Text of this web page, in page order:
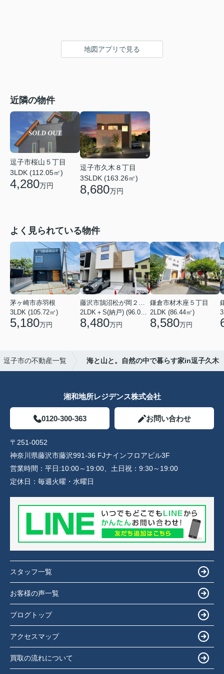
地図アプリで見る
近隣の物件
逗子市桜山５丁目
3LDK (112.05㎡)
4,280万円
逗子市久木８丁目
3SLDK (163.26㎡)
8,680万円
よく見られている物件
茅ヶ崎市赤羽根
3LDK (105.72㎡)
5,180万円 8,480万円
鎌倉市材木座５丁目
2LDK (86.44㎡)
8,580万円
逗子市の不動産一覧 海と山と。自然の中で暮らす家in逗子久木
湘和地所レジデンス株式会社
0120-300-363 お問い合わせ
〒251-0052
神奈川県藤沢市藤沢991-36 FJナインフロアビル3F
営業時間： 平日:10:00～19:00、土日祝：9:30～19:00
定休日： 毎週火曜・水曜日
スタッフ一覧
お客様の声一覧
ブログトップ
アクセスマップ
買取の流れについて